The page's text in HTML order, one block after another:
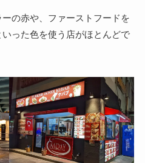
の赤や、ファーストフードを
った色を使う店がほとんどで